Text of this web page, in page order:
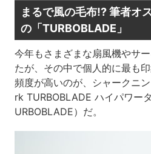
まるで風の毛布!? 筆者オ
の「TURBOBLADE」
今年もさまざまな扇風機やサ
たが、その中で個人的に最も
頻度が高いのが、シャークニ
rk TURBOBLADE ハイパワー
URBOBLADE）だ。